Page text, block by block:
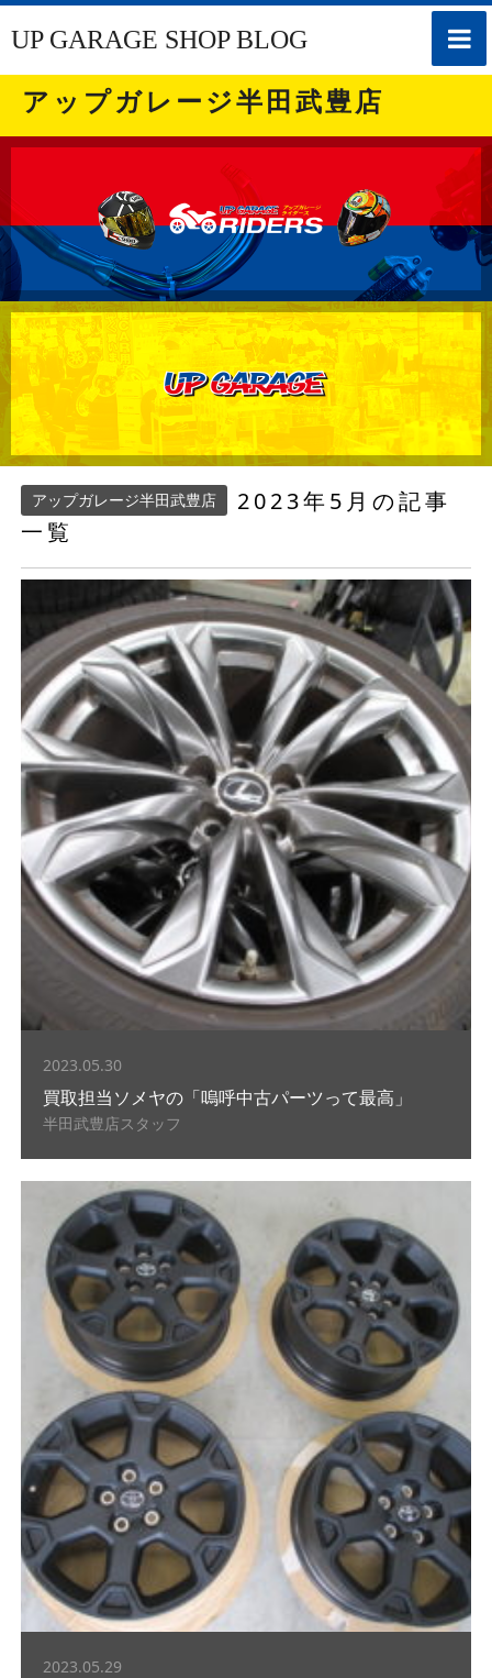
toggle
UP GARAGE SHOP BLOG
アップガレージ半田武豊店
アップガレージ半田武豊店
2023年5月の記事
一覧
2023.05.30
買取担当ソメヤの「嗚呼中古パーツって最高」
半田武豊店スタッフ
2023.05.29